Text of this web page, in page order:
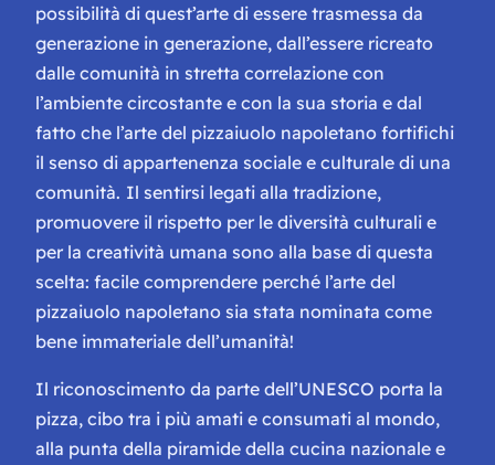
possibilità di quest’arte di essere trasmessa da
generazione in generazione, dall’essere ricreato
dalle comunità in stretta correlazione con
l’ambiente circostante e con la sua storia e dal
fatto che l’arte del pizzaiuolo napoletano fortifichi
il senso di appartenenza sociale e culturale di una
comunità. Il sentirsi legati alla tradizione,
promuovere il rispetto per le diversità culturali e
per la creatività umana sono alla base di questa
scelta: facile comprendere perché l’arte del
pizzaiuolo napoletano sia stata nominata come
bene immateriale dell’umanità!
Il riconoscimento da parte dell’UNESCO porta la
pizza, cibo tra i più amati e consumati al mondo,
alla punta della piramide della cucina nazionale e